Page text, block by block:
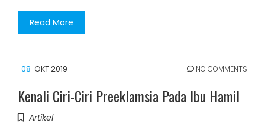
Read More
08 OKT 2019 NO COMMENTS
Kenali Ciri-Ciri Preeklamsia Pada Ibu Hamil
Artikel